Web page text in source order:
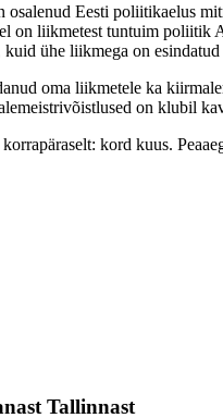
Eesti poliitikaelus
on liikmetest tuntuim poliitik
ühe liikmega on
oma liikmetele ka
on klubil
kord kuus.
Tallinnast